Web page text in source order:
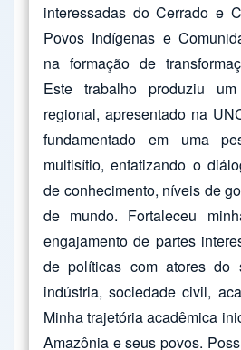
interessadas do Cerrado e
Povos Indígenas e
na formação de
Este trabalho produziu
regional, apresentado na
fundamentado em uma
multisítio, enfatizando o
de conhecimento, níveis de
de mundo. Fortaleceu
engajamento de partes
de políticas com atores do
indústria, sociedade civil,
Minha trajetória acadêmica
Amazônia e seus povos.